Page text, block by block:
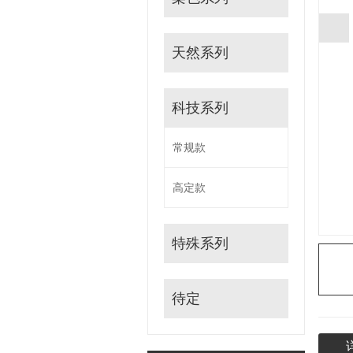
天然系列
科技系列
常规款
高定款
特殊系列
待定